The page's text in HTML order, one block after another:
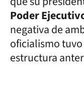
Poder
negativa de
oficialismo
estructura